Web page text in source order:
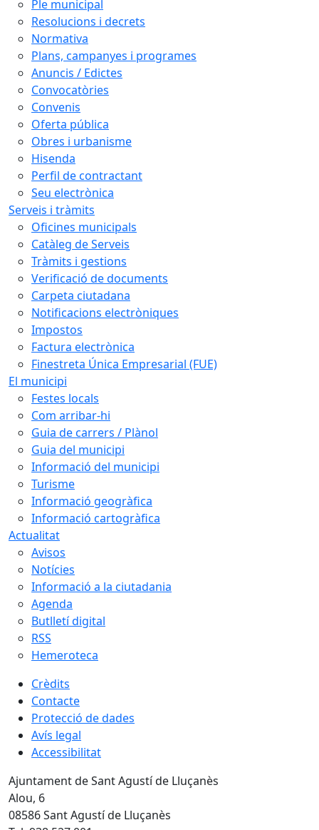
Ple municipal
Resolucions i decrets
Normativa
Plans, campanyes i programes
Anuncis / Edictes
Convocatòries
Convenis
Oferta pública
Obres i urbanisme
Hisenda
Perfil de contractant
Seu electrònica
Serveis i tràmits
Oficines municipals
Catàleg de Serveis
Tràmits i gestions
Verificació de documents
Carpeta ciutadana
Notificacions electròniques
Impostos
Factura electrònica
Finestreta Única Empresarial (FUE)
El municipi
Festes locals
Com arribar-hi
Guia de carrers / Plànol
Guia del municipi
Informació del municipi
Turisme
Informació geogràfica
Informació cartogràfica
Actualitat
Avisos
Notícies
Informació a la ciutadania
Agenda
Butlletí digital
RSS
Hemeroteca
Crèdits
Contacte
Protecció de dades
Avís legal
Accessibilitat
Ajuntament de Sant Agustí de Lluçanès
Alou, 6
08586 Sant Agustí de Lluçanès